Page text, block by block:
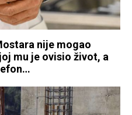
nije mogao
mu je ovisio život, a